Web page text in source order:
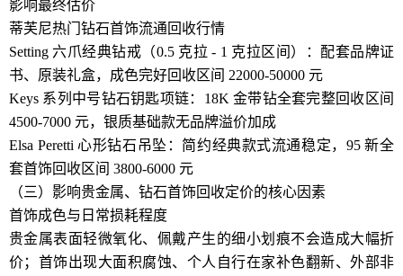
影响最终估价
蒂芙尼热门钻石首饰流通回收行情
Setting 六爪经典钻戒（0.5 克拉 - 1 克拉区间）：配套品牌证
书、原装礼盒，成色完好回收区间 22000-50000 元
Keys 系列中号钻石钥匙项链：18K 金带钻全套完整回收区间
4500-7000 元，银质基础款无品牌溢价加成
Elsa Peretti 心形钻石吊坠：简约经典款式流通稳定，95 新全
套首饰回收区间 3800-6000 元
（三）影响贵金属、钻石首饰回收定价的核心因素
首饰成色与日常损耗程度
贵金属表面轻微氧化、佩戴产生的细小划痕不会造成大幅折
价；首饰出现大面积腐蚀、个人自行在家补色翻新、外部非